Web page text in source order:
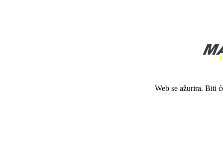
Web se ažurira. Biti